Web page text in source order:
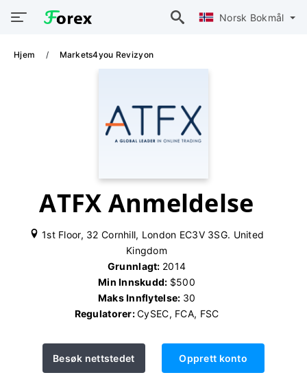
Norsk Bokmål
Hjem Markets4you Revizyon
ATFX Anmeldelse
1st Floor, 32 Cornhill, London EC3V 3SG. United
Kingdom
Grunnlagt: 2014
Min Innskudd: $500
Maks Innflytelse: 30
Regulatorer:CySEC, FCA, FSC
Besøk nettstedet Opprett konto